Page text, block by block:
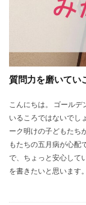
質問力を磨いてい
こんにちは。 ゴール
いるころではないでし
ーク明けの子どもたち
もたちの五月病が心配
で、ちょっと安心して
を書きたいと思います